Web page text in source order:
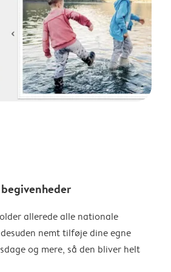
allerede alle nationale
nemt tilføje dine egne
og mere, så den bliver helt